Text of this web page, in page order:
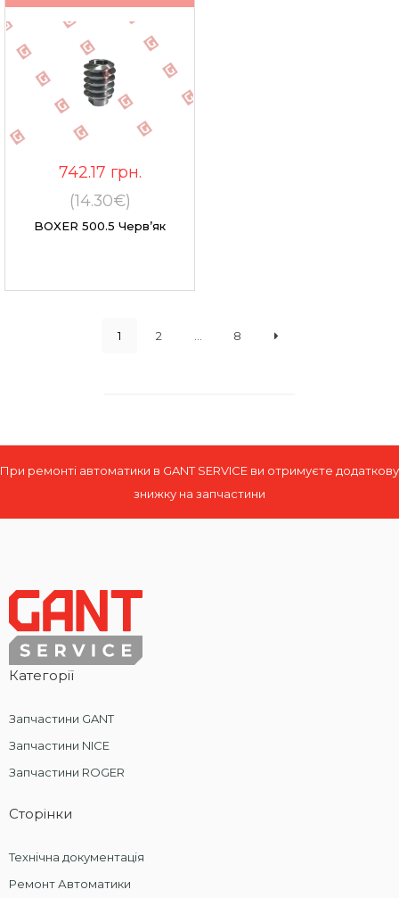
742.17 грн.
(14.30€)
BOXER 500.5 Черв’як
1 2 8
При ремонті автоматики в GANT SERVICE ви отримуєте додаткову
знижку на запчастини
Категорії
Запчастини GANT
Запчастини NICE
Запчастини ROGER
Сторінки
Технічна документація
Ремонт Автоматики